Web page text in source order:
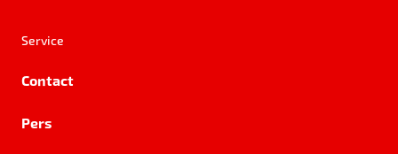
Service
Contact
Pers